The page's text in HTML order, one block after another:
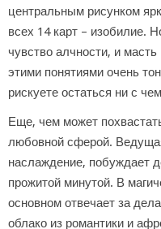
центральным рисунком
всех 14 карт – изобилие.
чувство алчности, и
этими понятиями очень
рискуете остаться ни с
Еще, чем может
любовной сферой.
наслаждение, побуждает
прожитой минутой. В
основном отвечает за
облако из романтики и